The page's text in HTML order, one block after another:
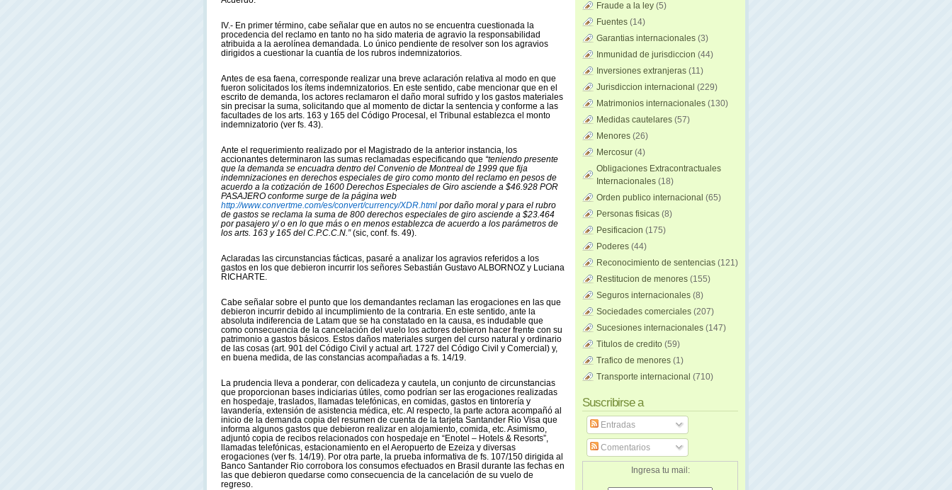
IV.- En primer término, cabe señalar que en autos no se encuentra cuestionada la
procedencia del reclamo en tanto no ha sido materia de agravio la responsabilidad
atribuida a la aerolínea demandada. Lo único pendiente de resolver son los agravios
dirigidos a cuestionar la cuantía de los rubros indemnizatorios.
Antes de esa faena, corresponde realizar una breve aclaración relativa al modo en que
fueron solicitados los ítems indemnizatorios. En este sentido, cabe mencionar que en el
escrito de demanda, los actores reclamaron el daño moral sufrido y los gastos materiales
sin precisar la suma, solicitando que al momento de dictar la sentencia y conforme a las
facultades de los arts. 163 y 165 del Código Procesal, el Tribunal establezca el monto
indemnizatorio (ver fs. 43).
Ante el requerimiento realizado por el Magistrado de la anterior instancia, los
accionantes determinaron las sumas reclamadas especificando que “teniendo presente
que la demanda se encuadra dentro del Convenio de Montreal de 1999 que fija
indemnizaciones en derechos especiales de giro como monto del reclamo en pesos de
acuerdo a la cotización de 1600 Derechos Especiales de Giro asciende a $46.928 POR
PASAJERO conforme surge de la página web
http://www.convertme.com/es/convert/currency/XDR.html por daño moral y para el rubro
de gastos se reclama la suma de 800 derechos especiales de giro asciende a $23.464
por pasajero y/ o en lo que más o en menos establezca de acuerdo a los parámetros de
los arts. 163 y 165 del C.P.C.C.N.”(sic, conf. fs. 49).
Aclaradas las circunstancias fácticas, pasaré a analizar los agravios referidos a los
gastos en los que debieron incurrir los señores Sebastián Gustavo ALBORNOZ y Luciana
RICHARTE.
Cabe señalar sobre el punto que los demandantes reclaman las erogaciones en las que
debieron incurrir debido al incumplimiento de la contraria. En este sentido, ante la
absoluta indiferencia de Latam que se ha constatado en la causa, es indudable que
como consecuencia de la cancelación del vuelo los actores debieron hacer frente con su
patrimonio a gastos básicos. Estos daños materiales surgen del curso natural y ordinario
de las cosas (art. 901 del Código Civil y actual art. 1727 del Código Civil y Comercial) y,
en buena medida, de las constancias acompañadas a fs. 14/19.
La prudencia lleva a ponderar, con delicadeza y cautela, un conjunto de circunstancias
que proporcionan bases indiciarias útiles, como podrían ser las erogaciones realizadas
en hospedaje, traslados, llamadas telefónicas, en comidas, gastos en tintorería y
lavandería, extensión de asistencia médica, etc. Al respecto, la parte actora acompañó al
inicio de la demanda copia del resumen de cuenta de la tarjeta Santander Rio Visa que
informa algunos gastos que debieron realizar en alojamiento, comida, etc. Asimismo,
adjuntó copia de recibos relacionados con hospedaje en “Enotel – Hotels & Resorts”,
llamadas telefónicas, estacionamiento en el Aeropuerto de Ezeiza y diversas
erogaciones (ver fs. 14/19). Por otra parte, la prueba informativa de fs. 107/150 dirigida al
Banco Santander Rio corrobora los consumos efectuados en Brasil durante las fechas en
las que debieron quedarse como consecuencia de la cancelación de su vuelo de
regreso.
Fraude a la ley (5)
Fuentes (14)
Garantias internacionales (3)
Inmunidad de jurisdiccion (44)
Inversiones extranjeras (11)
Jurisdiccion internacional (229)
Matrimonios internacionales (130)
Medidas cautelares (57)
Menores (26)
Mercosur (4)
Obligaciones Extracontractuales
Internacionales (18)
Orden publico internacional (65)
Personas fisicas (8)
Pesificacion (175)
Poderes (44)
Reconocimiento de sentencias (121)
Restitucion de menores (155)
Seguros internacionales (8)
Sociedades comerciales (207)
Sucesiones internacionales (147)
Titulos de credito (59)
Trafico de menores (1)
Transporte internacional (710)
Suscribirse a
Entradas
Comentarios
Ingresa tu mail: